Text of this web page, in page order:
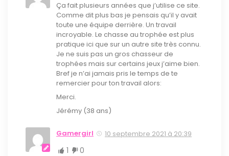
Ça fait plusieurs années que j’utilise ce site.
Comme dit plus bas je pensais qu’il y avait
toute une équipe derrière. Un travail
incroyable. Le chasse au trophée est plus
pratique ici que sur un autre site très connu.
Je ne suis pas un gros chasseur de
trophées mais sur certains jeux j’aime bien.
Bref je n’ai jamais pris le temps de te
remercier pour ton travail alors:
Merci.
Jérémy (38 ans)
Gamergirl 10 septembre 2021 à 20:39
1 0